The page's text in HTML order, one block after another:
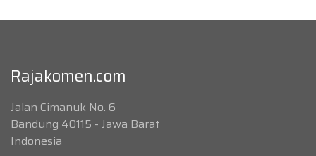
Rajakomen.com
Jalan Cimanuk No. 6
Bandung 40115 - Jawa Barat
Indonesia